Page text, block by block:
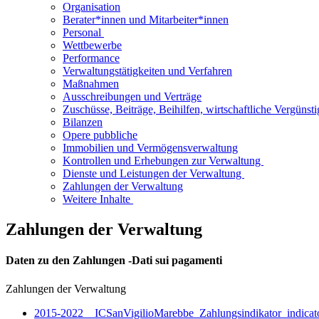
Organisation
Berater*innen und Mitarbeiter*innen
Personal​​ ​
Wettbewerbe
Performance​
Verwaltungstätigkeiten und Verfahren
Maßnahmen​
Ausschreibungen und Verträge
​​Zuschüsse, Beiträge, Beihilfen, wirtschaftliche
Bilanzen​
Opere pubbliche
​​​Immobilien und Vermögensverwaltung
​​Kontrollen und Erhebungen zur Verwaltung ​
​​Dienste und Leistungen der Verwaltung ​
​​​Zahlungen der Verwaltung
Weitere Inhalte ​
​​​Zahlungen der Verwaltung
Daten zu den Zahlungen -Dati sui pagamenti
Zahlungen der Verwaltung
2015-